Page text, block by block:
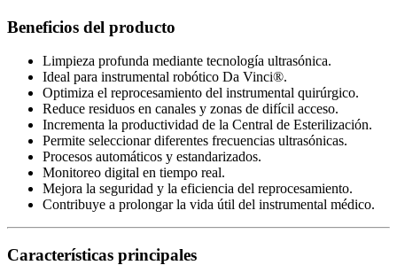
Beneficios del producto
Limpieza profunda mediante tecnología ultrasónica.
Ideal para instrumental robótico Da Vinci®.
Optimiza el reprocesamiento del instrumental quirúrgico.
Reduce residuos en canales y zonas de difícil acceso.
Incrementa la productividad de la Central de Esterilización.
Permite seleccionar diferentes frecuencias ultrasónicas.
Procesos automáticos y estandarizados.
Monitoreo digital en tiempo real.
Mejora la seguridad y la eficiencia del reprocesamiento.
Contribuye a prolongar la vida útil del instrumental médico.
Características principales